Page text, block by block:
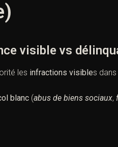
visible vs
les infractions visibles dans
blanc (abus de biens sociaux,